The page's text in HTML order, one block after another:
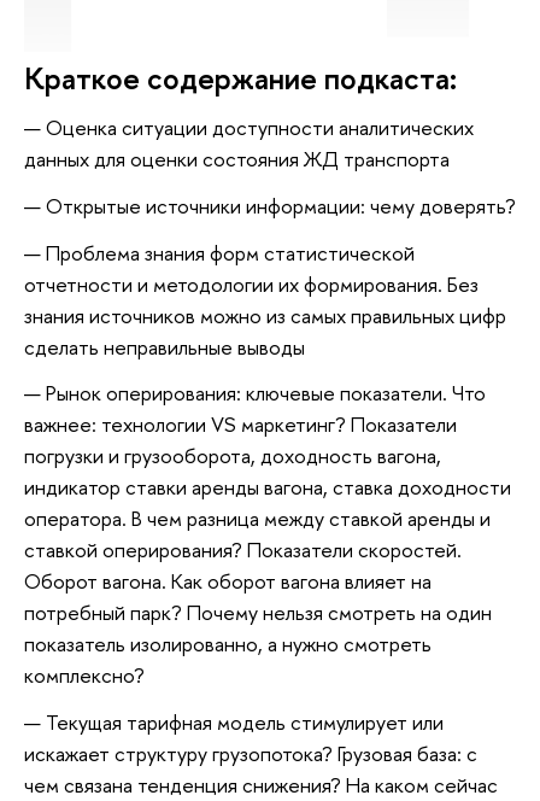
Краткое содержание подкаста:
Оценка ситуации доступности аналитических
данных для оценки состояния ЖД транспорта
Открытые источники информации: чему доверять?
Проблема знания форм статистической
отчетности и методологии их формирования. Без
знания источников можно из самых правильных цифр
сделать неправильные выводы
Рынок оперирования: ключевые показатели. Что
важнее: технологии VS маркетинг? Показатели
погрузки и грузооборота, доходность вагона,
индикатор ставки аренды вагона, ставка доходности
оператора. В чем разница между ставкой аренды и
ставкой оперирования? Показатели скоростей.
Оборот вагона. Как оборот вагона влияет на
потребный парк? Почему нельзя смотреть на один
показатель изолированно, а нужно смотреть
комплексно?
Текущая тарифная модель стимулирует или
искажает структуру грузопотока? Грузовая база: с
чем связана тенденция снижения? На каком сейчас